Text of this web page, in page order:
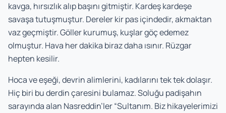
kavga, hırsızlık alıp başını gitmiştir. Kardeş kardeşe
savaşa tutuşmuştur. Dereler kir pas içindedir, akmaktan
vaz geçmiştir. Göller kurumuş, kuşlar göç edemez
olmuştur. Hava her dakika biraz daha ısınır. Rüzgar
hepten kesilir.
Hoca ve eşeği, devrin alimlerini, kadılarını tek tek dolaşır.
Hiç biri bu derdin çaresini bulamaz. Soluğu padişahın
sarayında alan Nasreddin’ler “Sultanım. Biz hikayelerimizi